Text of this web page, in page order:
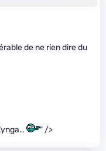
de ne rien dire du
" />